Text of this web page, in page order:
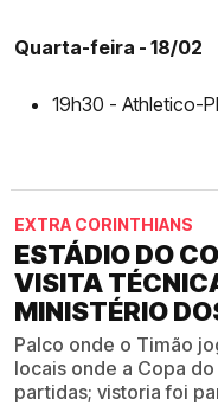
Quarta-feira - 18/02
19h30 - Athletico-
EXTRA CORINTHIANS
ESTÁDIO DO
VISITA
MINISTÉRIO
Palco onde o Timão
locais onde a Copa
partidas; vistoria foi